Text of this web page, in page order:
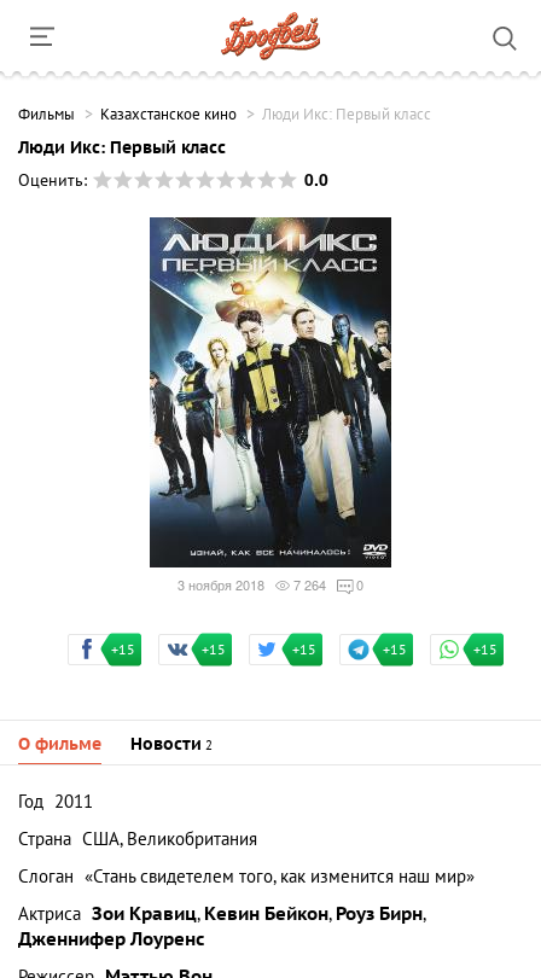
Фильмы Казахстанское кино Люди Икс: Первый класс
Люди Икс: Первый класс
Оценить:
0.0
3 ноября 2018 7 264 0
+15 +15 +15 +15 +15
О фильме Новости 2
Год 2011
Страна США, Великобритания
Слоган «Стань свидетелем того, как изменится наш мир»
Актриса Зои Кравиц, Кевин Бейкон, Роуз Бирн,
Дженнифер Лоуренс